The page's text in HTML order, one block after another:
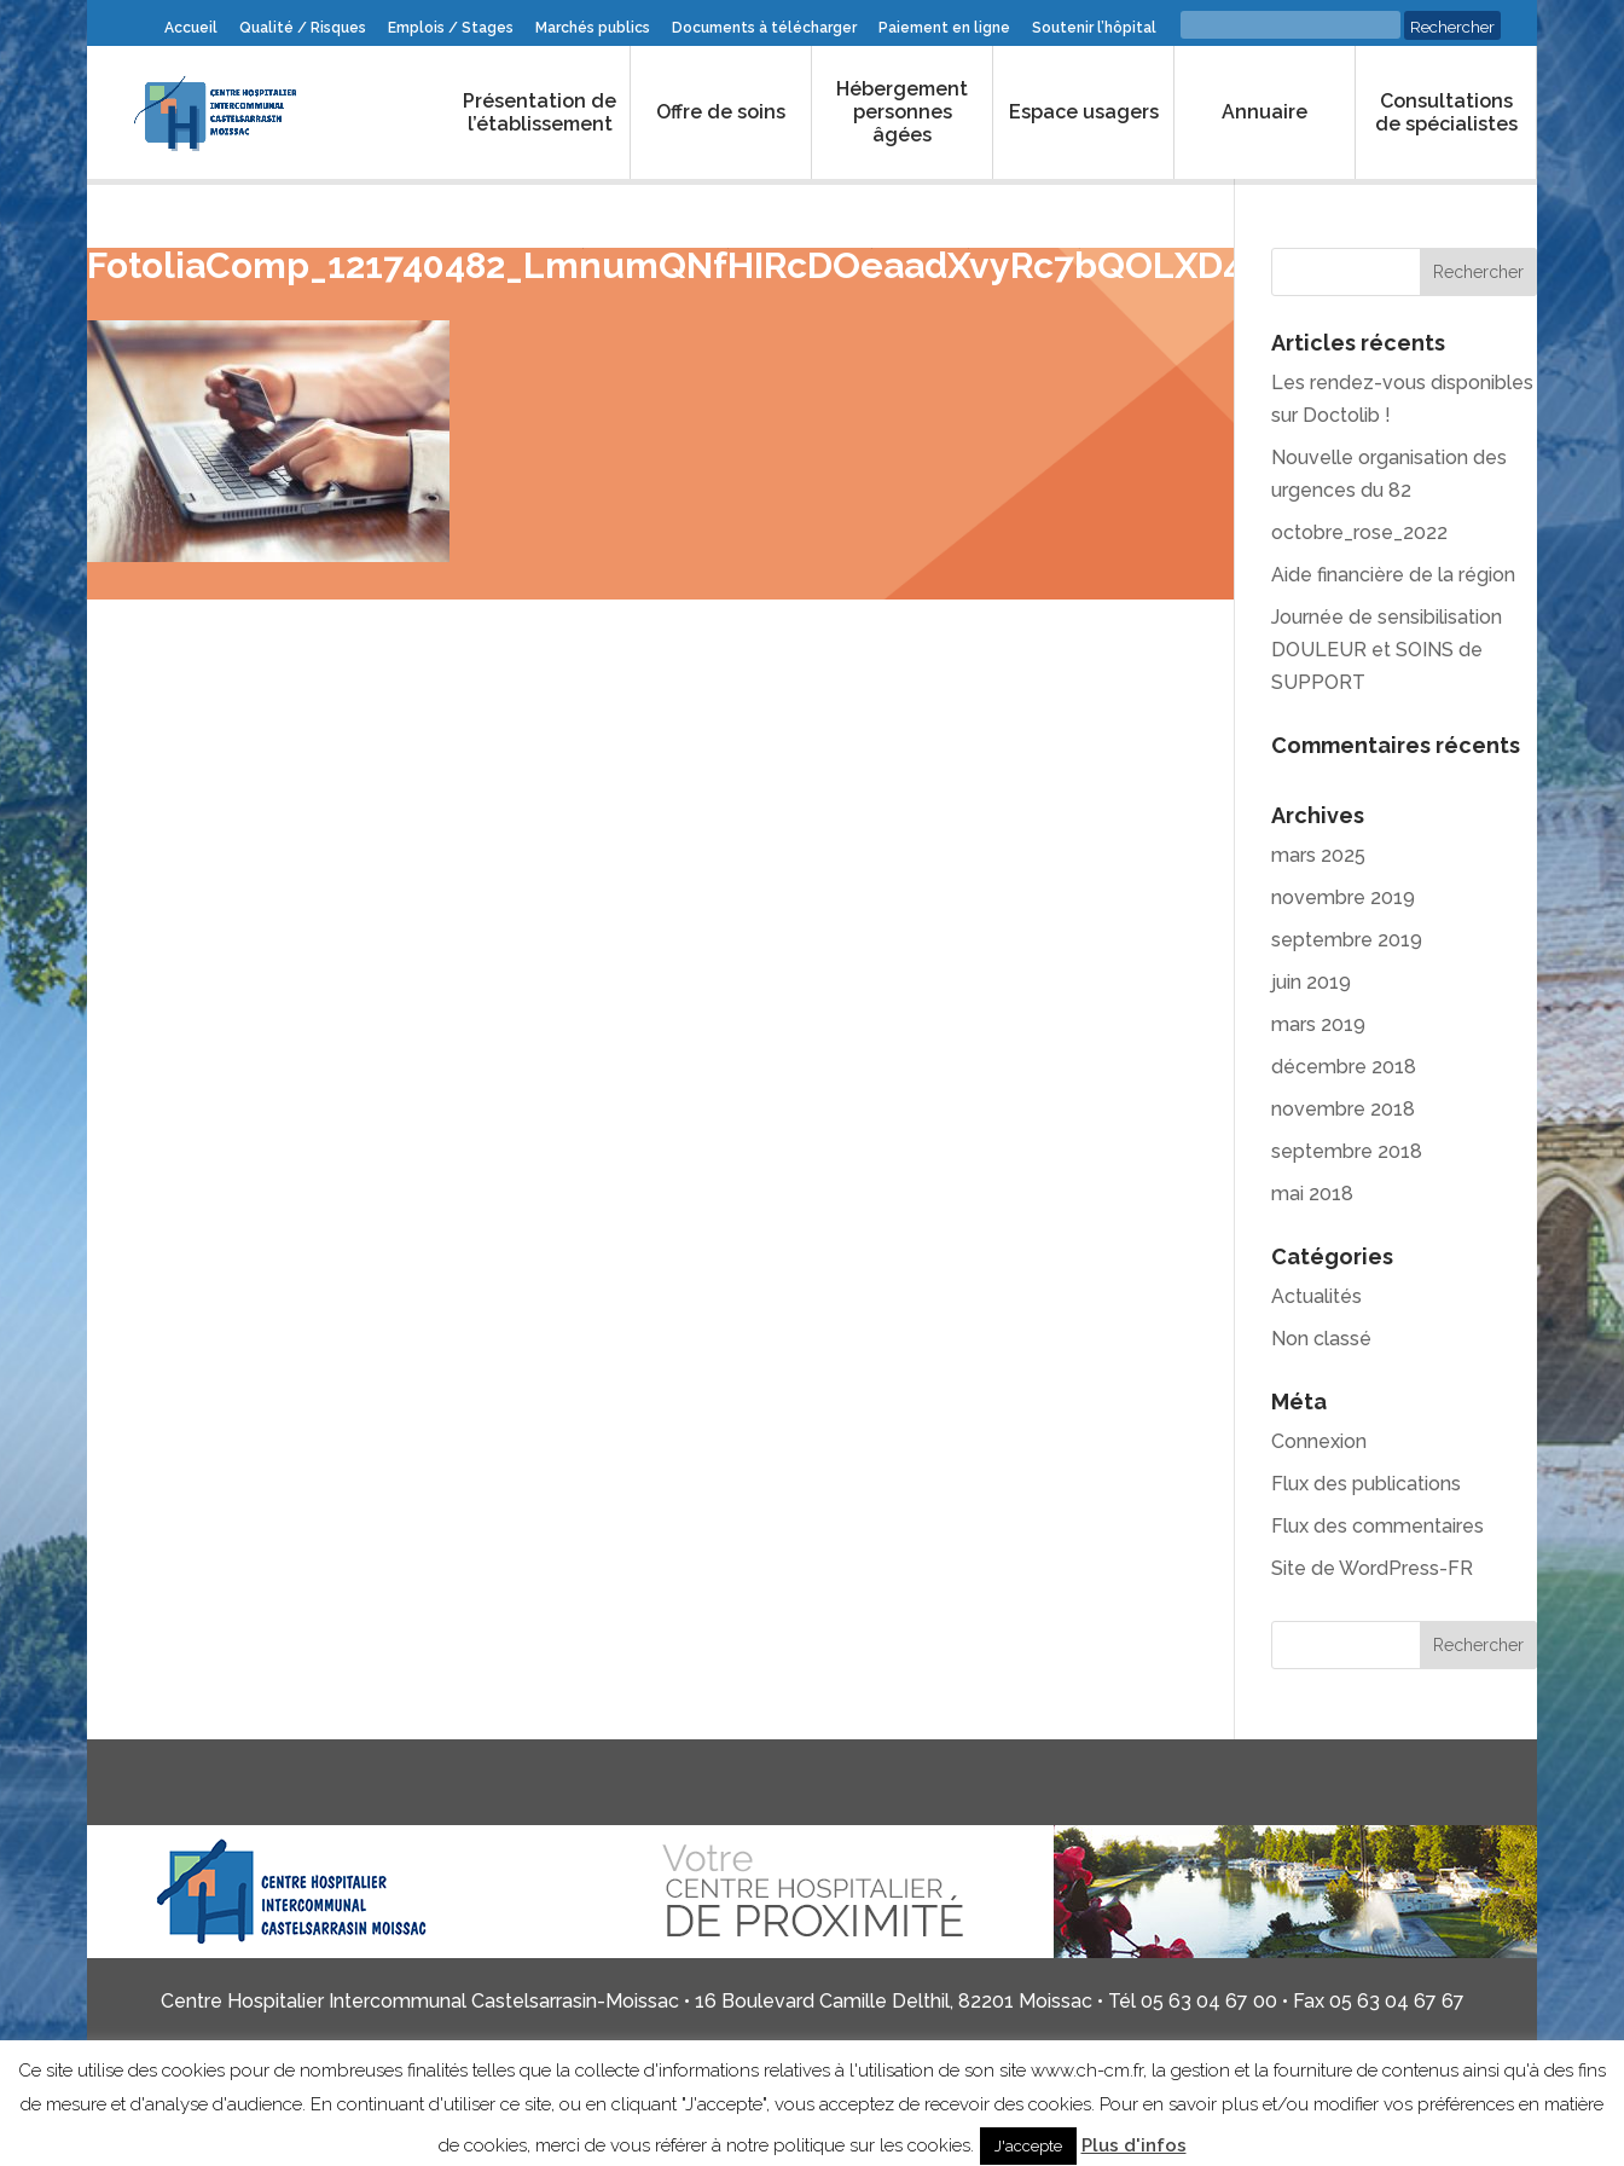
Accueil Qualité / Risques Emplois / Stages Marchés publics Documents à télécharger Paiement en ligne Soutenir l’hôpital
Présentation de
l’établissement
Offre de soins
Hébergement
personnes
âgées
Espace usagers Annuaire
Consultations
de spécialistes
FotoliaComp_121740482_LmnumQNfHIRcDOeaadXvyRc7bQOLXD4j_NW40
Articles récents
Les rendez-vous disponibles
sur Doctolib !
Nouvelle organisation des
urgences du 82
octobre_rose_2022
Aide financière de la région
Journée de sensibilisation
DOULEUR et SOINS de
SUPPORT
Commentaires récents
Archives
mars 2025
novembre 2019
septembre 2019
juin 2019
mars 2019
décembre 2018
novembre 2018
septembre 2018
mai 2018
Catégories
Actualités
Non classé
Méta
Connexion
Flux des publications
Flux des commentaires
Site de WordPress-FR
Centre Hospitalier Intercommunal Castelsarrasin-Moissac • 16 Boulevard Camille Delthil, 82201 Moissac • Tél 05 63 04 67 00 • Fax 05 63 04 67 67
Mentions légales Informations sur les cookies
Ce site utilise des cookies pour de nombreuses finalités telles que la collecte d'informations relatives à l'utilisation de son site www.ch-cm.fr, la gestion et la fourniture de contenus ainsi qu'à des fins
de mesure et d'analyse d'audience. En continuant d'utiliser ce site, ou en cliquant "J'accepte", vous acceptez de recevoir des cookies. Pour en savoir plus et/ou modifier vos préférences en matière
de cookies, merci de vous référer à notre politique sur les cookies.
J'accepte Plus d'infos